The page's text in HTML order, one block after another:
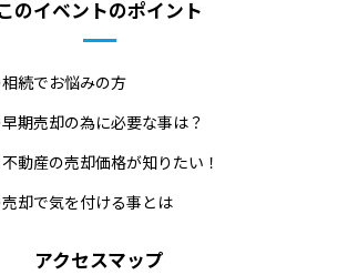
のイベントのポイント
続でお悩みの方
期売却の為に必要な事は？
動産の売却価格が知りたい！
却で気を付ける事とは
アクセスマップ